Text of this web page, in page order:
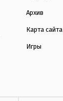
Архив
Карта сайта
Игры